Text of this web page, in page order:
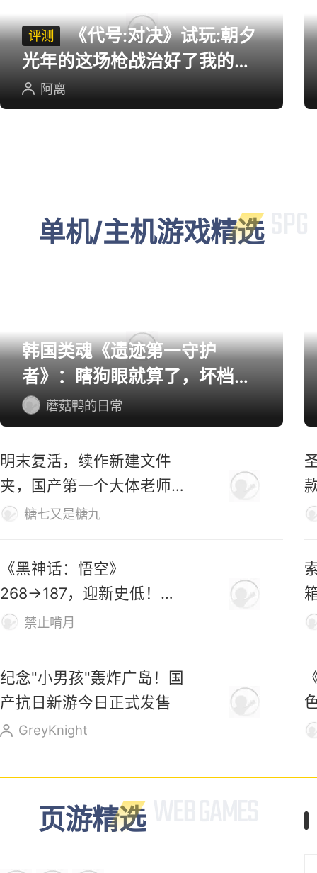
评测
《代号:对决》试玩:朝夕
光年的这场枪战治好了我的低
血压
阿离
单机/主机游戏精选
韩国类魂《遗迹第一守护
者》：瞎狗眼就算了，坏档算
怎么个事！
蘑菇鸭的日常
明末复活，续作新建文件
夹，国产第一个大体老师杀
穿地狱！
糖七又是糖九
《黑神话：悟空》
268→187，迎新史低！玩
家：卖1000都不贵
禁止啃月
纪念"小男孩"轰炸广岛！国
产抗日新游今日正式发售
GreyKnight
页游精选